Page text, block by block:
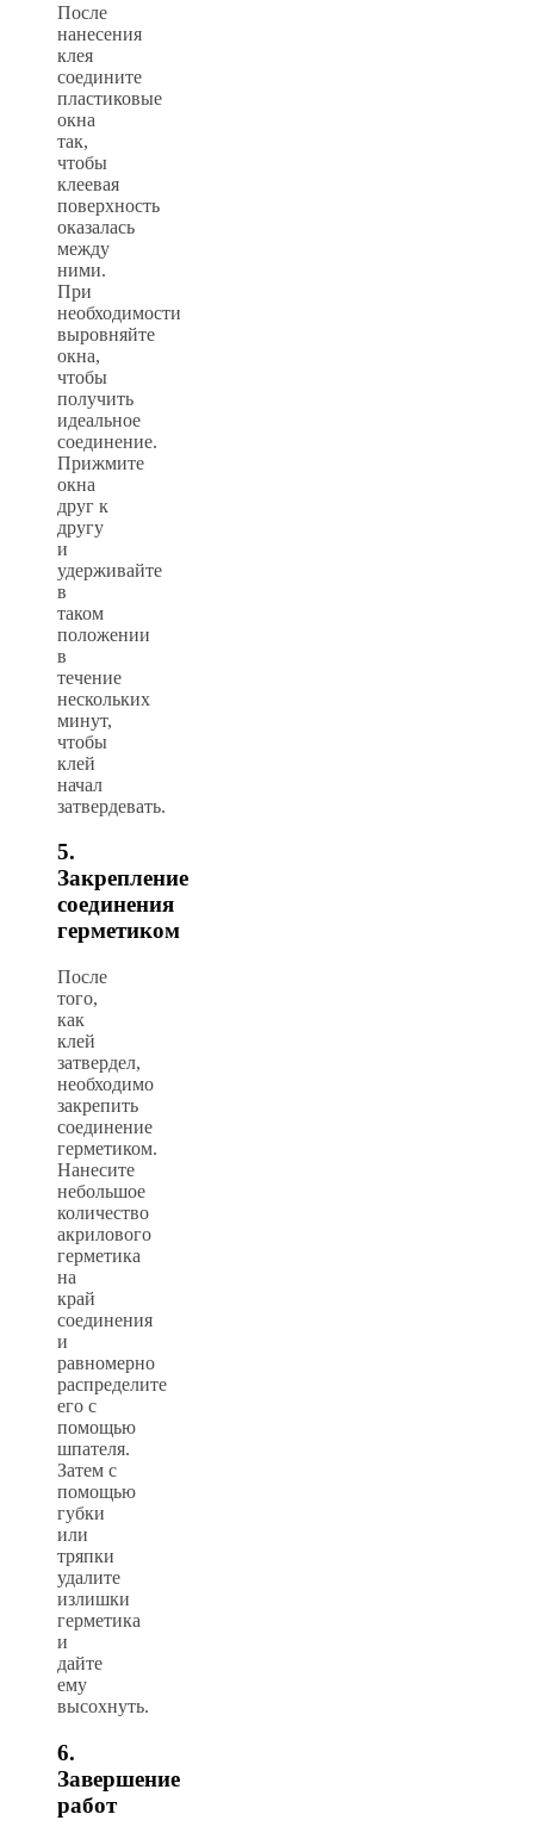
После
нанесения
клея
соедините
пластиковые
окна
так,
чтобы
клеевая
поверхность
оказалась
между
ними.
При
необходимости
выровняйте
окна,
чтобы
получить
идеальное
соединение.
Прижмите
окна
друг к
другу
и
удерживайте
в
таком
положении
в
течение
нескольких
минут,
чтобы
клей
начал
затвердевать.
5.
Закрепление
соединения
герметиком
После
того,
как
клей
затвердел,
необходимо
закрепить
соединение
герметиком.
Нанесите
небольшое
количество
акрилового
герметика
на
край
соединения
и
равномерно
распределите
его с
помощью
шпателя.
Затем с
помощью
губки
или
тряпки
удалите
излишки
герметика
и
дайте
ему
высохнуть.
6.
Завершение
работ